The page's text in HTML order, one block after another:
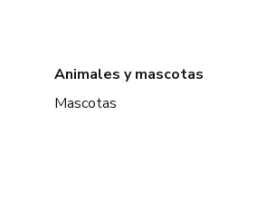
Animales y mascotas
Mascotas